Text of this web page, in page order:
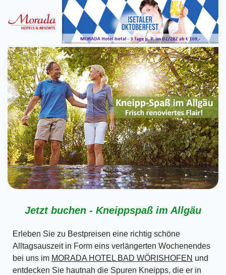
Jetzt buchen - Kneippspaß im Allgäu
Erleben Sie zu Bestpreisen eine richtig schöne
Alltagsauszeit in Form eins verlängerten Wochenendes
bei uns im MORADA HOTEL BAD WÖRISHOFEN und
entdecken Sie hautnah die Spuren Kneipps, die er in